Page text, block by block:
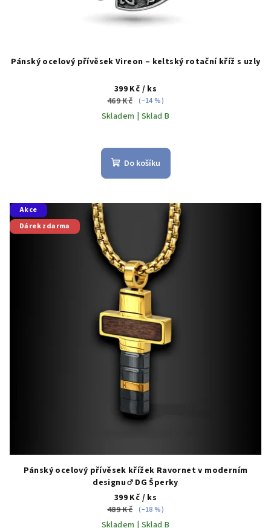
Pánský ocelový přívěsek Vireon – keltský rotační kříž s uzly
399 Kč / ks
469 Kč (–14 %)
Skladem | Sklad B
hodnocení
produktu
hvězdiček.
Do košíku
Akce
Dárek zdarma
Pánský ocelový přívěsek křížek Ravornet v moderním
designu ♂️ DG Šperky
399 Kč / ks
489 Kč (–18 %)
Skladem | Sklad B